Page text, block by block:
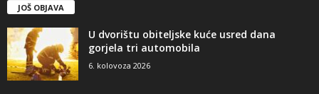
JOŠ OBJAVA
U dvorištu obiteljske kuće usred dana
gorjela tri automobila
6. kolovoza 2026